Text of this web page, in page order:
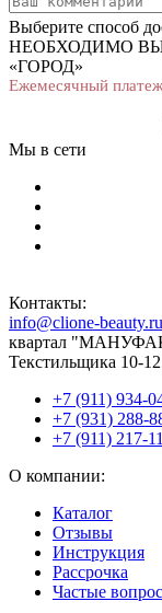
Выберите способ
НЕОБХОДИМО
«ГОРОД»
Ежемесячный
Мы в сети
Контакты:
info@clione-beauty.ru
квартал
Текстильщика 10-
+7 (911) 934-
+7 (931) 288-
+7 (911) 217-
О компании:
Каталог
Отзывы
Инструкция
Рассрочка
Частые